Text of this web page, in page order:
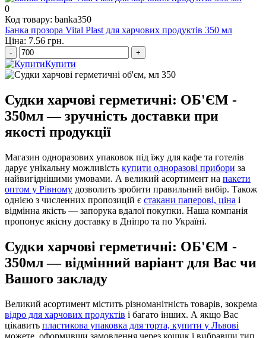
0
Код товару: banka350
Банка прозора Vital Plast для харчових продуктів 350 мл
Ціна: 7.56 грн.
- +
Купити
Судки харчові герметичні: ОБ'ЄМ -
350мл — зручність доставки при
якості продукції
Магазин одноразових упаковок під їжу для кафе та готелів
дарує унікальну можливість купити одноразові прибори за
найвигіднішими умовами. А великий асортимент на пакети
оптом у Рівному дозволить зробити правильний вибір. Також
однією з численних пропозицій є стакани паперові, ціна і
відмінна якість — запорука вдалої покупки. Наша компанія
пропонує якісну доставку в Дніпро та по Україні.
Судки харчові герметичні: ОБ'ЄМ -
350мл — відмінний варіант для Вас чи
Вашого закладу
Великий асортимент містить різноманітність товарів, зокрема
відро для харчових продуктів і багато інших. А якщо Вас
цікавить пластикова упаковка для торта, купити у Львові
можете, оформивши замовлення через кошик і вибравши тип